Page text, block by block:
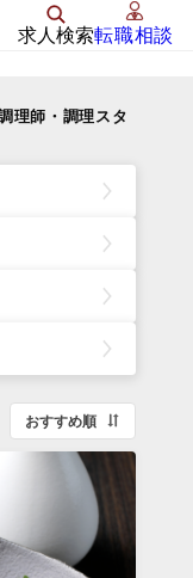
求人検索転職相談
理師・調理スタ
おすすめ順